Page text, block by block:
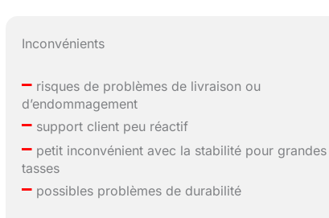
Inconvénients
– risques de problèmes de livraison ou
d’endommagement
– support client peu réactif
– petit inconvénient avec la stabilité pour grandes
tasses
– possibles problèmes de durabilité